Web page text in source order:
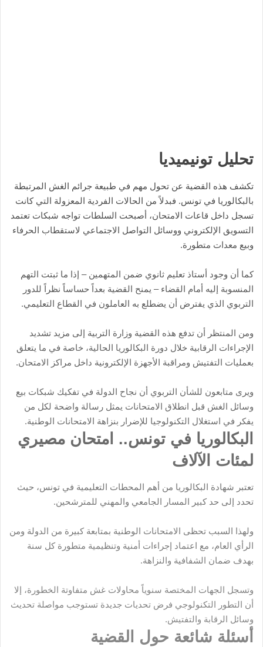
تحليل تونيميديا
تكشف هذه القضية عن تحول مهم في طبيعة جرائم الغش المرتبطة
بالبكالوريا في تونس. فبدلاً من الحالات الفردية المعزولة التي كانت
تسجل داخل قاعات الامتحان، أصبحت السلطات تواجه شبكات تعتمد
التسويق الإلكتروني ووسائل التواصل الاجتماعي لاستقطاب الحرفاء
وبيع معدات متطورة.
كما أن وجود أستاذ تعليم ثانوي ضمن المتهمين – إذا ما ثبتت التهم
المنسوبة إليه أمام القضاء – يمنح القضية بعداً حساساً نظراً للدور
التربوي الذي يفترض أن يضطلع به العاملون في القطاع التعليمي.
ومن المنتظر أن تدفع هذه القضية وزارة التربية إلى مزيد تشديد
الإجراءات الرقابية خلال دورة البكالوريا الحالية، خاصة في ما يتعلق
بعمليات التفتيش ومراقبة الأجهزة الإلكترونية داخل مراكز الامتحان.
ويرى متابعون للشأن التربوي أن نجاح الدولة في تفكيك شبكات بيع
وسائل الغش قبل انطلاق الامتحانات يمثل رسالة واضحة لكل من
يفكر في استغلال التكنولوجيا للإضرار بنزاهة الامتحانات الوطنية.
البكالوريا في تونس.. امتحان مصيري
لمئات الآلاف
تعتبر شهادة البكالوريا من أهم المحطات التعليمية في تونس، حيث
تحدد إلى حد كبير المسار الجامعي والمهني للمترشحين.
ولهذا السبب تحظى الامتحانات الوطنية بمتابعة كبيرة من الدولة ومن
الرأي العام، مع اعتماد إجراءات أمنية وتنظيمية متطورة كل سنة
بهدف ضمان الشفافية والنزاهة.
وتسجل الجهات المختصة سنوياً محاولات غش متفاوتة الخطورة، إلا
أن التطور التكنولوجي فرض تحديات جديدة تستوجب مواصلة تحديث
وسائل الرقابة والتفتيش.
أسئلة شائعة حول القضية